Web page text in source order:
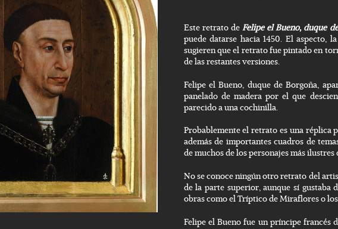
Este retrato de Felipe el Bueno, duque
puede datarse hacia 1450. El aspecto,
sugieren que el retrato fue pintado en
de las restantes versiones.
Felipe el Bueno, duque de Borgoña,
panelado de madera por el que
parecido a una cochinilla.
Probablemente el retrato es una réplica
además de importantes cuadros de
de muchos de los personajes más
No se conoce ningún otro retrato del
de la parte superior, aunque sí gustaba
obras como el Tríptico de Miraflores o
Felipe el Bueno fue un príncipe francés